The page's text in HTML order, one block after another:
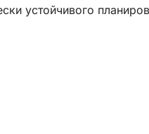
устойчивого